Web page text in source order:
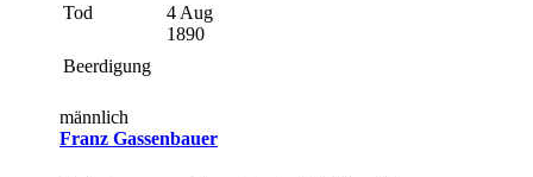
Tod
4 Aug
1890
Beerdigung
männlich
Franz Gassenbauer